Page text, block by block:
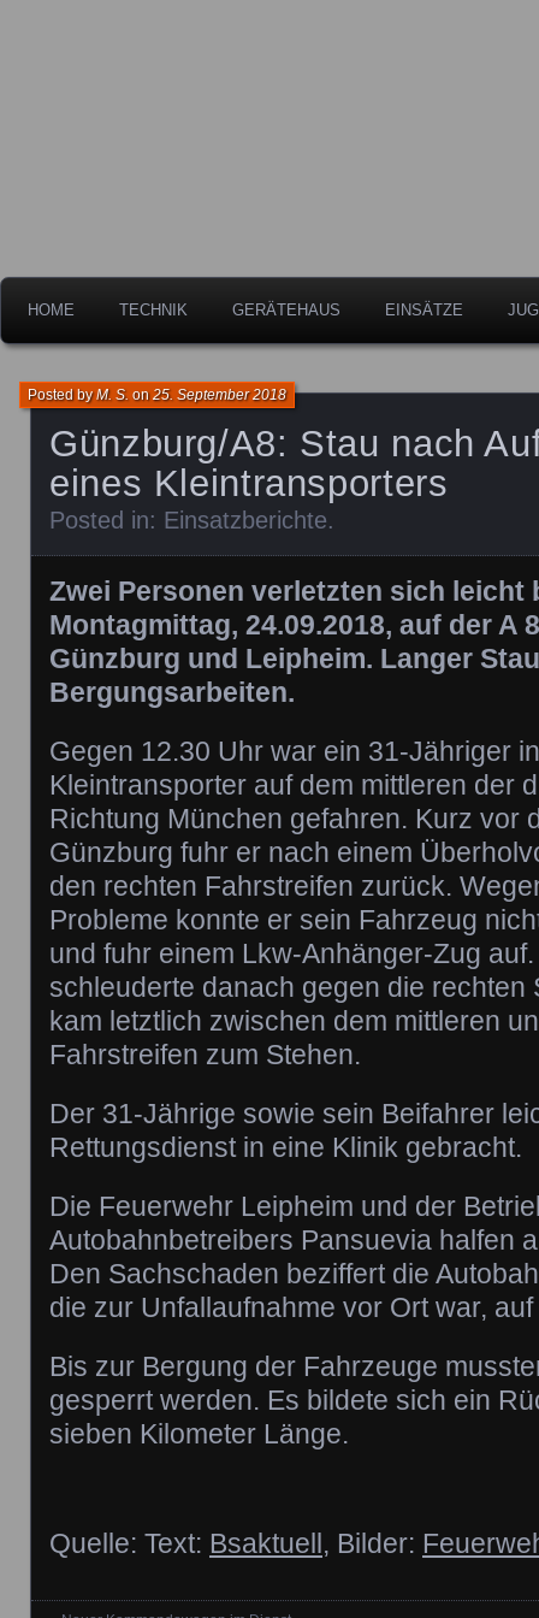
HOME TECHNIK GERÄTEHAUS EINSÄTZE
Günzburg/A8: Stau nach
eines Kleintransporters
Posted byM. S. on25. September 2018
Posted in: Einsatzberichte.
Zwei Personen verletzten sich leicht
Montagmittag, 24.09.2018, auf der A
Günzburg und Leipheim. Langer
Bergungsarbeiten.
Gegen 12.30 Uhr war ein 31-Jähriger
Kleintransporter auf dem mittleren der
Richtung München gefahren. Kurz vor
Günzburg fuhr er nach einem
den rechten Fahrstreifen zurück.
Probleme konnte er sein Fahrzeug
und fuhr einem Lkw-Anhänger-Zug
schleuderte danach gegen die rechten
kam letztlich zwischen dem mittleren
Fahrstreifen zum Stehen.
Der 31-Jährige sowie sein Beifahrer
Rettungsdienst in eine Klinik gebracht.
Die Feuerwehr Leipheim und der
Autobahnbetreibers Pansuevia halfen
Den Sachschaden beziffert die
die zur Unfallaufnahme vor Ort war,
Bis zur Bergung der Fahrzeuge
gesperrt werden. Es bildete sich ein
sieben Kilometer Länge.
Quelle: Text: Bsaktuell, Bilder: